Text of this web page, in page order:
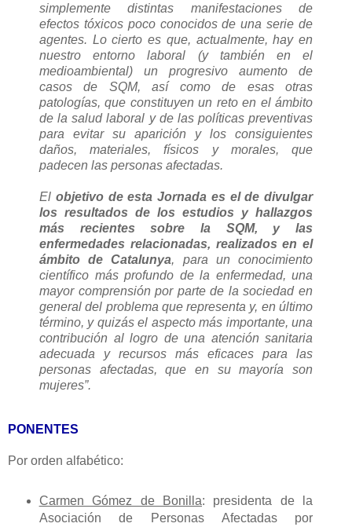
simplemente distintas manifestaciones de
efectos tóxicos poco conocidos de una serie de
agentes. Lo cierto es que, actualmente, hay en
nuestro entorno laboral (y también en el
medioambiental) un progresivo aumento de
casos de SQM, así como de esas otras
patologías, que constituyen un reto en el ámbito
de la salud laboral y de las políticas preventivas
para evitar su aparición y los consiguientes
daños, materiales, físicos y morales, que
padecen las personas afectadas.
El objetivo de esta Jornada es el de divulgar
los resultados de los estudios y hallazgos
más recientes sobre la SQM, y las
enfermedades relacionadas, realizados en el
ámbito de Catalunya, para un conocimiento
científico más profundo de la enfermedad, una
mayor comprensión por parte de la sociedad en
general del problema que representa y, en último
término, y quizás el aspecto más importante, una
contribución al logro de una atención sanitaria
adecuada y recursos más eficaces para las
personas afectadas, que en su mayoría son
mujeres”.
PONENTES
Por orden alfabético:
Carmen Gómez de Bonilla: presidenta de la
Asociación de Personas Afectadas por